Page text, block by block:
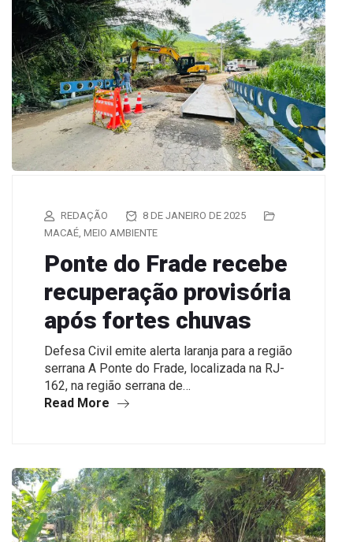
REDAÇÃO
8 DE JANEIRO DE 2025
MACAÉ MEIO AMBIENTE
Ponte do Frade recebe
recuperação provisória
após fortes chuvas
Defesa Civil emite alerta laranja para a região
serrana A Ponte do Frade, localizada na RJ-
162, na região serrana de…
Read More